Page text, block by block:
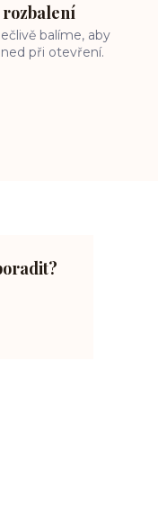
rozbalení
balíme, aby
při otevření.